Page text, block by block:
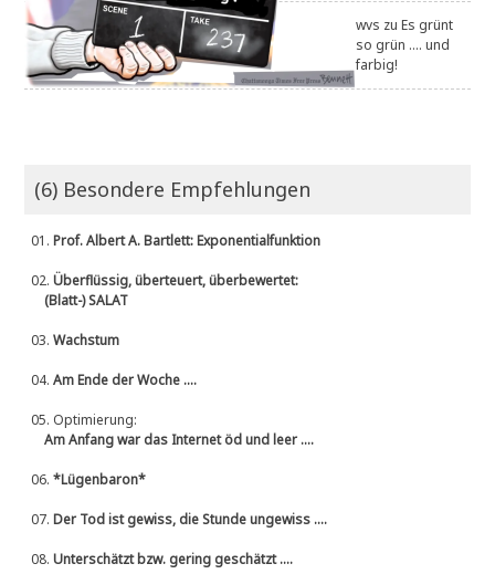
wvs zuEs grünt
so grün .... und
farbig!
(6) Besondere Empfehlungen
01.Prof. Albert A. Bartlett: Exponentialfunktion
02.Überflüssig, überteuert, überbewertet:
(Blatt-) SALAT
03.Wachstum
04.Am Ende der Woche ....
05. Optimierung:
Am Anfang war das Internet öd und leer ....
06.*Lügenbaron*
07.Der Tod ist gewiss, die Stunde ungewiss ....
08.Unterschätzt bzw. gering geschätzt ....